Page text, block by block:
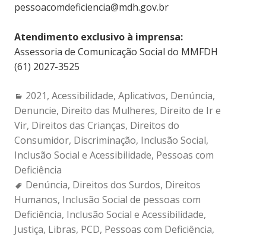
pessoacomdeficiencia@mdh.gov.br
Atendimento exclusivo à imprensa:
Assessoria de Comunicação Social do MMFDH
(61) 2027-3525
Categories:
2021, Acessibilidade, Aplicativos, Denúncia,
Denuncie, Direito das Mulheres, Direito de Ir e
Vir, Direitos das Crianças, Direitos do
Consumidor, Discriminação, Inclusão Social,
Inclusão Social e Acessibilidade, Pessoas com
Deficiência
Tags:
Denúncia, Direitos dos Surdos, Direitos
Humanos, Inclusão Social de pessoas com
Deficiência, Inclusão Social e Acessibilidade,
Justiça, Libras, PCD, Pessoas com Deficiência,